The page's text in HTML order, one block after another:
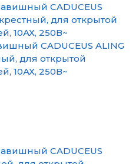
CADUCEUS ALING
для открытой
10АХ, 250В~